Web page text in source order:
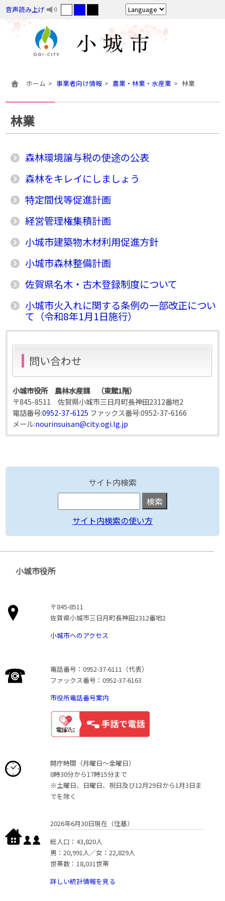
音声読み上げ
ホーム 事業者向け情報 農業・林業・水産業 林業
林業
森林環境譲与税の使途の公表
森林をキレイにしましょう
特定間伐等促進計画
経営管理権集積計画
小城市建築物木材利用促進方針
小城市森林整備計画
佐賀県名木・古木登録制度について
小城市火入れに関する条例の一部改正につい
て（令和8年1月1日施行）
問い合わせ
小城市役所 農林水産課 （東館1階）
〒845-8511 佐賀県小城市三日月町長神田2312番地2
電話番号:0952-37-6125 ファックス番号:0952-37-6166
メール:nourinsuisan@city.ogi.lg.jp
サイト内検索
サイト内検索の使い方
小城市役所
〒845-8511
佐賀県小城市三日月町長神田2312番地2
小城市へのアクセス
電話番号：0952-37-6111（代表）
ファックス番号：0952-37-6163
市役所電話番号案内
開庁時間（月曜日〜金曜日）
8時30分から17時15分まで
※土曜日、日曜日、祝日及び12月29日から1月3日ま
でを除く
2026年6月30日現在（住基）
総人口：43,820人
男：20,991人／女：22,829人
世帯数：18,031世帯
詳しい統計情報を見る